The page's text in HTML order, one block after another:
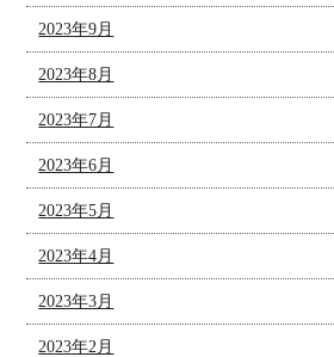
2023年9月
2023年8月
2023年7月
2023年6月
2023年5月
2023年4月
2023年3月
2023年2月